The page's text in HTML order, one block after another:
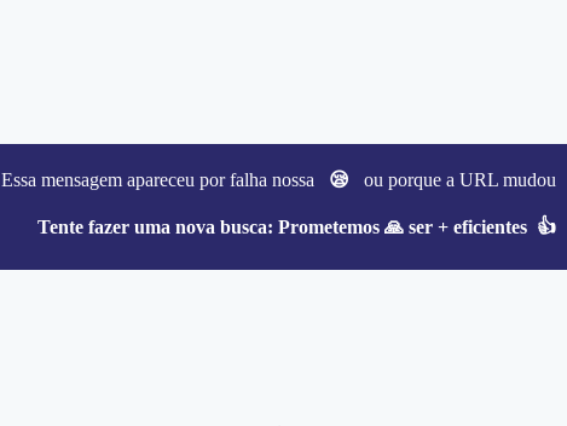
Essa mensagem apareceu por falha nossa 😪 ou porque a URL
Tente fazer uma nova busca: Prometemos 🙏 ser + eficientes 👍